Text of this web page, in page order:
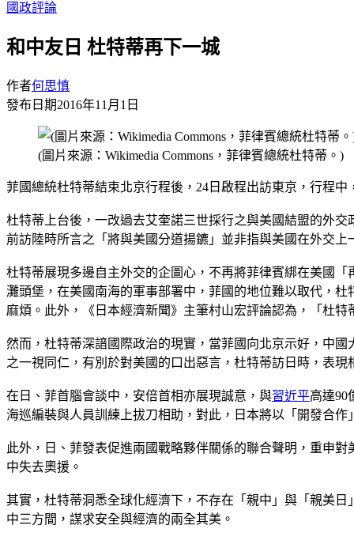
國政評論
和中友日 杜特蒂再下一城
作者何思慎
發布日期2016年11月1日
(圖片來源：Wikimedia Commons，菲律賓總統杜特蒂。)
菲國總統杜特蒂結束北京行程後，24日啟程出訪東京，行程
杜特蒂上台後，一改過去艾奎諾三世採行之與美國結盟的外
前訪陸時所言之「將與美國分道揚鑣」並非指與美國在外交
杜特蒂展現多邊自主外交的企圖心，不再將菲律賓綁在美國
灘頭堡，在美國南海的軍事部署中，菲國的地位難以取代，
麻煩。此外，《日本經濟新聞》主筆村山宏評論認為，「杜
然而，杜特蒂深諳國際政治的現實，當菲國向北京示好，中
之一視同仁，有別於對美國的口出惡言，杜特蒂訪日時，表
在日、菲首腦會談中，安倍首相亦展現誠意，與習近平高達90
海巡編裝與人員訓練上拔刀相助，對此，日本將以「開發合
此外，日、菲發表促進兩國戰略夥伴關係的聯合聲明，重申
中失去奧援。
其實，杜特蒂洞悉全球化經濟下，不存在「親中」與「親美
中三方間，謀求安全與經濟的兩全其美。